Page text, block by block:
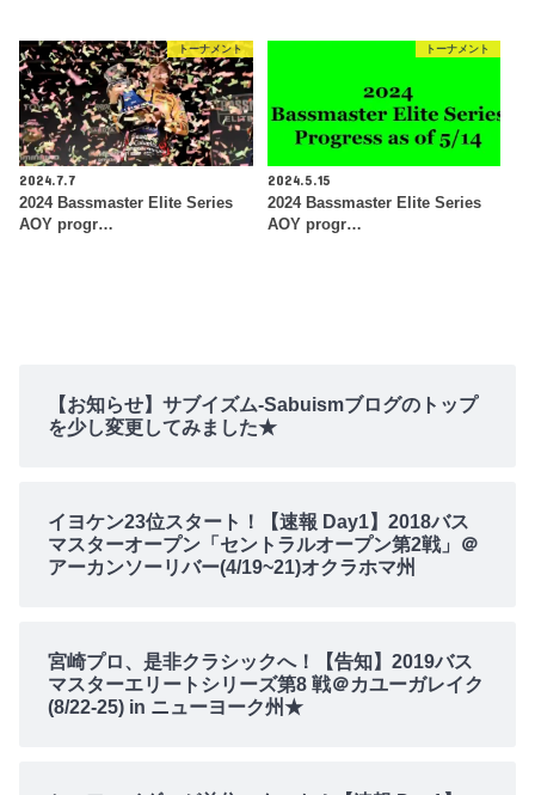
トーナメント
2024.7.7
2024 Bassmaster Elite Series
AOY progr…
トーナメント
2024.5.15
2024 Bassmaster Elite Series
AOY progr…
【お知らせ】サブイズム-Sabuismブログのトップ
を少し変更してみました★
イヨケン23位スタート！【速報 Day1】2018バス
マスターオープン「セントラルオープン第2戦」＠
アーカンソーリバー(4/19~21)オクラホマ州
宮崎プロ、是非クラシックへ！【告知】2019バス
マスターエリートシリーズ第8 戦＠カユーガレイク
(8/22-25) in ニューヨーク州★